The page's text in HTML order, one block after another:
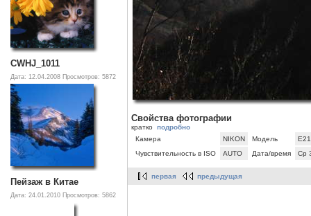
CWHJ_1011
Дата: 12.04.2008 Просмотров: 5872
Пейзаж в Китае
Дата: 24.01.2010 Просмотров: 5862
Свойства фотографии
кратко подробно
Камера
NIKON Модель
Чувствительность в ISO
AUTO Дата/время Ср
первая предыдущая